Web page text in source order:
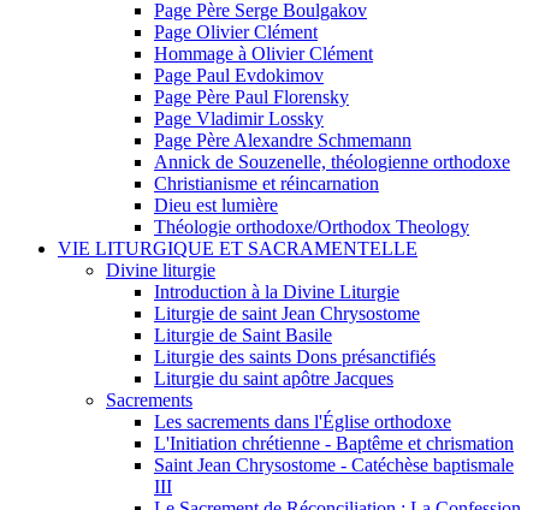
Page Père Serge Boulgakov
Page Olivier Clément
Hommage à Olivier Clément
Page Paul Evdokimov
Page Père Paul Florensky
Page Vladimir Lossky
Page Père Alexandre Schmemann
Annick de Souzenelle, théologienne orthodoxe
Christianisme et réincarnation
Dieu est lumière
Théologie orthodoxe/Orthodox Theology
VIE LITURGIQUE ET SACRAMENTELLE
Divine liturgie
Introduction à la Divine Liturgie
Liturgie de saint Jean Chrysostome
Liturgie de Saint Basile
Liturgie des saints Dons présanctifiés
Liturgie du saint apôtre Jacques
Sacrements
Les sacrements dans l'Église orthodoxe
L'Initiation chrétienne - Baptême et chrismation
Saint Jean Chrysostome - Catéchèse baptismale
III